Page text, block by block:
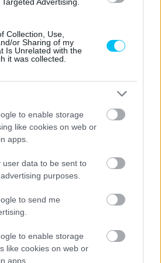
Collection, Use,
or Sharing of my
Is Unrelated with the
it was collected.
to enable storage
like cookies on web or
apps.
user data to be sent to
purposes.
to send me
to enable storage
like cookies on web or
apps.
hogy a Yamaha jól
fog tenni, ugyanakkor már annak is